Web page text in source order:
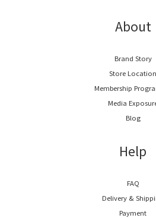
About
Brand Story
Store Location
Membership
Media
Blog
Help
FAQ
Delivery &
Payment